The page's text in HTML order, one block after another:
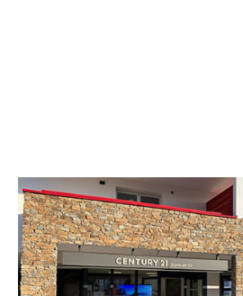
CENTURY 21
1607 avenue du 11 novembre 1918 RN
10
ONDRES -